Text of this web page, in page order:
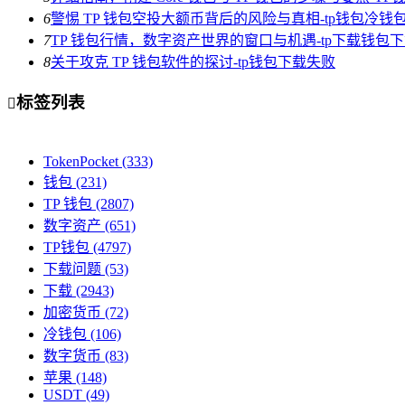
6警惕 TP 钱包空投大额币背后的风险与真相-tp钱包冷钱
7TP 钱包行情，数字资产世界的窗口与机遇-tp下载钱包
8关于攻克 TP 钱包软件的探讨-tp钱包下载失败
标签列表
TokenPocket (333)
钱包 (231)
TP 钱包 (2807)
数字资产 (651)
TP钱包 (4797)
下载问题 (53)
下载 (2943)
加密货币 (72)
冷钱包 (106)
数字货币 (83)
苹果 (148)
USDT (49)